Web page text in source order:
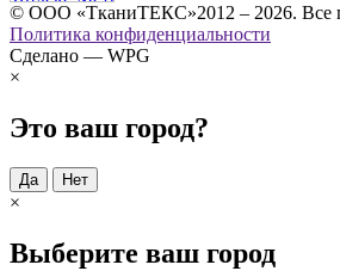
© ООО «ТканиТЕКС»2012 – 2026. Все
Политика конфиденциальности
Сделано — WPG
×
Это ваш город?
Да Нет
×
Выберите ваш город